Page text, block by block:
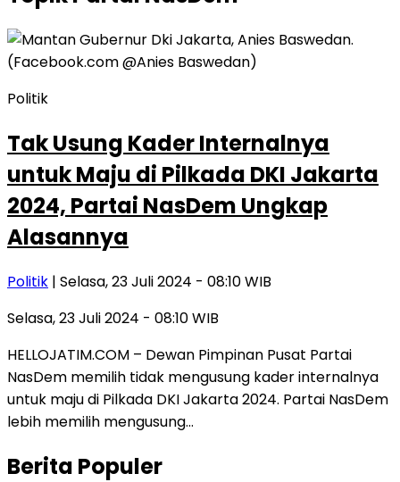
Politik
Tak Usung Kader Internalnya
untuk Maju di Pilkada DKI Jakarta
2024, Partai NasDem Ungkap
Alasannya
Politik | Selasa, 23 Juli 2024 - 08:10 WIB
Selasa, 23 Juli 2024 - 08:10 WIB
HELLOJATIM.COM – Dewan Pimpinan Pusat Partai
NasDem memilih tidak mengusung kader internalnya
untuk maju di Pilkada DKI Jakarta 2024. Partai NasDem
lebih memilih mengusung…
Berita Populer